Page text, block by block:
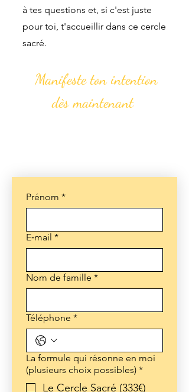
à tes questions et, si c'est juste
pour toi, t'accueillir dans ce cercle
sacré.
Manifeste ton intention
dès maintenant
Prénom *
E‑mail *
Nom de famille *
Téléphone *
La formule qui résonne en moi
(plusieurs choix possibles) *
Le Cercle Sacré (333€)